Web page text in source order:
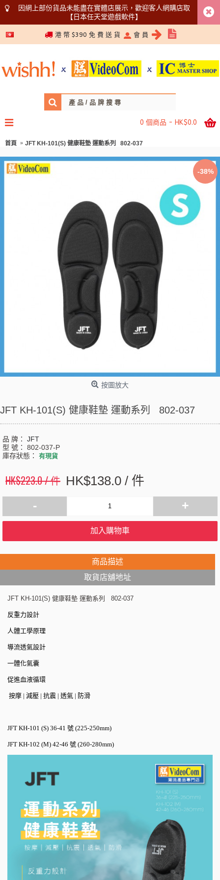
因網上部份貨品未能盡在實體店展示，歡迎客人網購店取
【日本任天堂遊戲軟件】
5366 1340
港 幣 $390 免 費 送 貨 會 員
0 個商品 - HK$0.0
首頁 JFT KH-101(S) 健康鞋墊 運動系列 802-037
-38%
按圖放大
JFT KH-101(S) 健康鞋墊 運動系列 802-037
品 牌： JFT
型 號： 802-037-P
庫存狀態： 有現貨
HK$223.0 / 件 HK$138.0 / 件
- +
加入購物車
商品描述
取貨店舖地址
JFT KH-101(S) 健康鞋墊 運動系列 802-037
反重力設計
人體工學原理
導流透氣設計
一體化氣囊
促進血液循環
按摩 | 減壓 | 抗震 | 透氣 | 防滑
JFT KH-101 (S) 36-41 號 (225-250mm)
JFT KH-102 (M) 42-46 號 (260-280mm)